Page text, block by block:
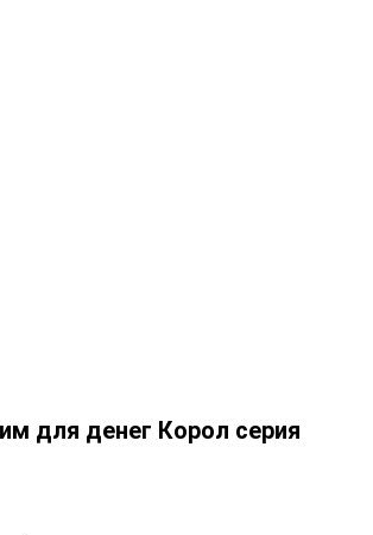
для денег Корол серия